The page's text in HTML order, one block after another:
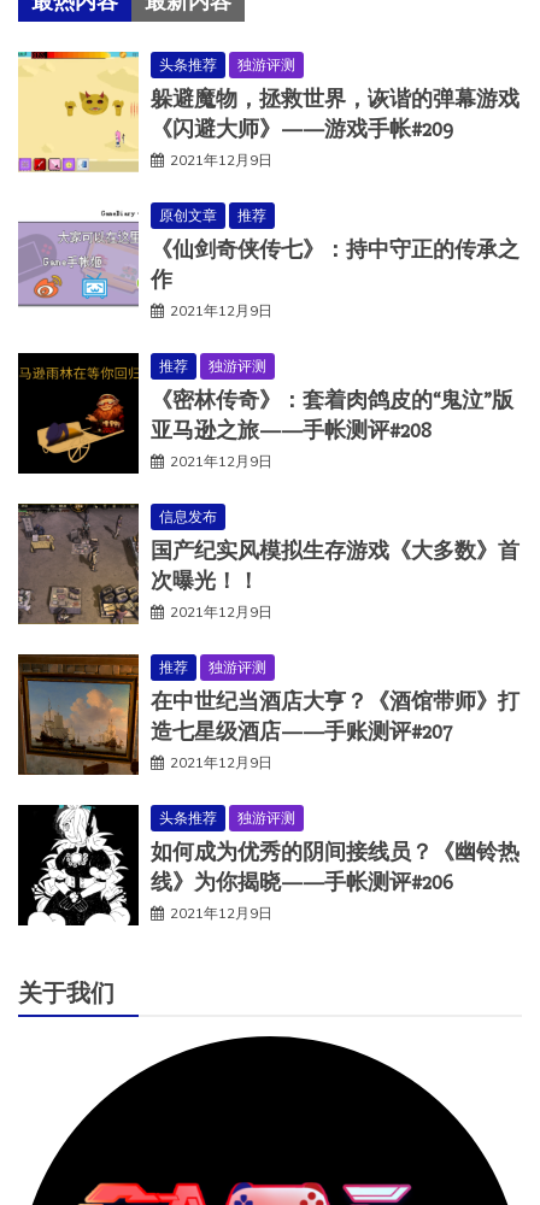
头条推荐 独游评测
躲避魔物，拯救世界，诙谐的弹幕游戏
《闪避大师》——游戏手帐#209
2021年12月9日
原创文章 推荐
《仙剑奇侠传七》：持中守正的传承之
作
2021年12月9日
推荐 独游评测
《密林传奇》：套着肉鸽皮的“鬼泣”版
亚马逊之旅——手帐测评#208
2021年12月9日
信息发布
国产纪实风模拟生存游戏《大多数》首
次曝光！！
2021年12月9日
推荐 独游评测
在中世纪当酒店大亨？《酒馆带师》打
造七星级酒店——手账测评#207
2021年12月9日
头条推荐 独游评测
如何成为优秀的阴间接线员？《幽铃热
线》为你揭晓——手帐测评#206
2021年12月9日
关于我们